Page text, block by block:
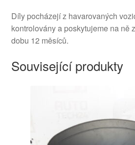
Díly pocházejí z havarovaných
kontrolovány a poskytujeme na ně
dobu 12 měsíců.
Související produkty